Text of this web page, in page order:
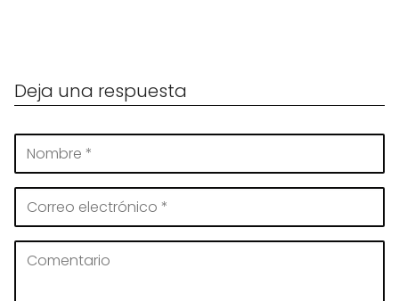
Deja una respuesta